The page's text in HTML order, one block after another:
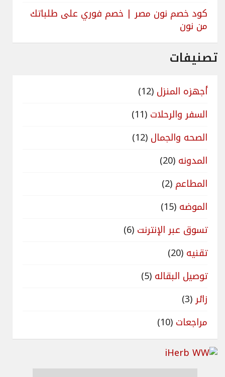
كود خصم نون مصر | خصم فوري على طلباتك
من نون
تصنيفات
أجهزه المنزل (12)
السفر والرحلات (11)
الصحه والجمال (12)
المدونه (20)
المطاعم (2)
الموضه (15)
تسوق عبر الإنترنت (6)
تقنيه (20)
توصيل البقاله (5)
زائر(3)
مراجعات (10)